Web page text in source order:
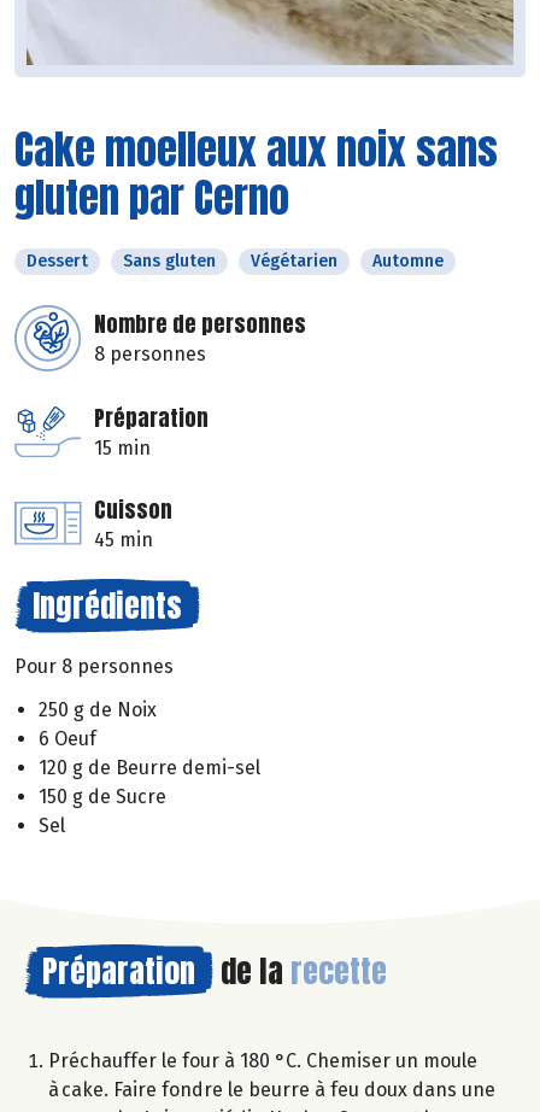
Cake moelleux aux noix sans
gluten par Cerno
Dessert Sans gluten Végétarien Automne
Nombre de personnes
8 personnes
Préparation
15 min
Cuisson
45 min
Ingrédients
Pour 8 personnes
250 g de Noix
6 Oeuf
120 g de Beurre demi-sel
150 g de Sucre
Sel
Préparation de la recette
Préchauffer le four à 180 °C. Chemiser un moule
à cake. Faire fondre le beurre à feu doux dans une